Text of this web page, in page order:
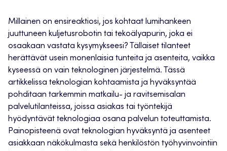
Millainen on ensireaktiosi, jos kohtaat lumihankeen
juuttuneen kuljetusrobotin tai tekoälyapurin, joka ei
osaakaan vastata kysymykseesi? Tällaiset tilanteet
herättävät usein monenlaisia tunteita ja asenteita, vaikka
kyseessä on vain teknologinen järjestelmä. Tässä
artikkelissa teknologian kohtaamista ja hyväksyntää
pohditaan tarkemmin matkailu- ja ravitsemisalan
palvelutilanteissa, joissa asiakas tai työntekijä
hyödyntävät teknologiaa osana palvelun toteuttamista.
Painopisteenä ovat teknologian hyväksyntä ja asenteet
asiakkaan näkökulmasta sekä henkilöstön työhyvinvointiin